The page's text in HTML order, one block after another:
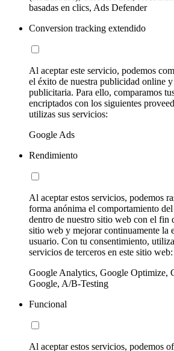
basadas en clics, Ads Defender
Conversion tracking extendido
Al aceptar este servicio, podemos
el éxito de nuestra publicidad online
publicitaria. Para ello, comparamos
encriptados con los siguientes
utilizas sus servicios:
Google Ads
Rendimiento
Al aceptar estos servicios, podemos
forma anónima el comportamiento
dentro de nuestro sitio web con el fin
sitio web y mejorar continuamente la
usuario. Con tu consentimiento,
servicios de terceros en este sitio web:
Google Analytics, Google Optimize,
Google, A/B-Testing
Funcional
Al aceptar estos servicios, podemos